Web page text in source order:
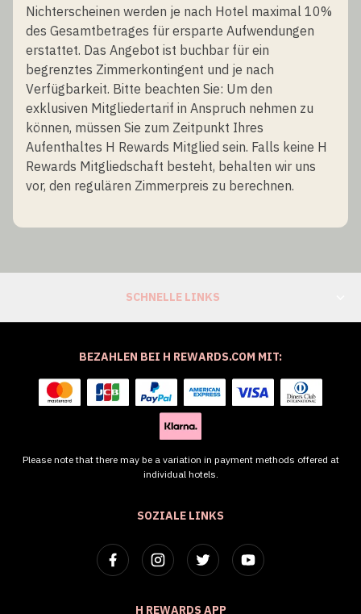
Nichterscheinen werden je nach Hotel maximal 10%
des Gesamtbetrages für ersparte Aufwendungen
erstattet. Das Angebot ist buchbar für ein
begrenztes Zimmerkontingent und je nach
Verfügbarkeit. Bitte beachten Sie: Um den
exklusiven Mitgliedertarif in Anspruch nehmen zu
können, müssen Sie zum Zeitpunkt Ihres
Aufenthaltes H Rewards Mitglied sein. Falls keine H
Rewards Mitgliedschaft besteht, behalten wir uns
vor, den regulären Zimmerpreis zu berechnen.
SCHNELLE LINKS
SOZIALE LINKS
H REWARDS APP
BEZAHLEN BEI H REWARDS.COM MIT:
Please note that there may be a variation in payment methods offered at
individual hotels.